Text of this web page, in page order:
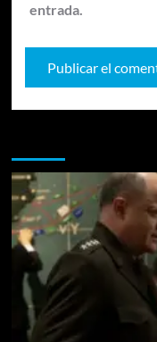
entrada.